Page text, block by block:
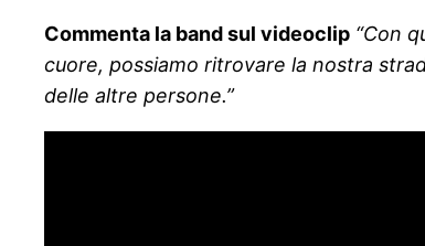
Commenta la band sul videoclip “Con
cuore, possiamo ritrovare la nostra
delle altre persone.”